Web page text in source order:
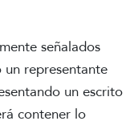
señalados
representante
un escrito
contener lo